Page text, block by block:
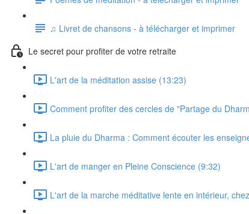
♫ Livret de chansons - à télécharger et imprimer
Le secret pour profiter de votre retraite
L'art de la méditation assise (13:23)
Comment profiter des cercles de "Partage du
La pluie du Dharma : Comment écouter les
L'art de manger en Pleine Conscience (9:32)
L'art de la marche méditative lente en intérieur,